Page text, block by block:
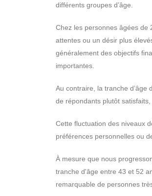
différents groupes d’âge.
Chez les personnes âgées de
attentes ou un désir plus
généralement des objectifs
importantes.
Au contraire, la tranche d’âge
de répondants plutôt
Cette fluctuation des niveaux
préférences personnelles ou
À mesure que nous
tranche d'âge entre 43 et 52
remarquable de personnes